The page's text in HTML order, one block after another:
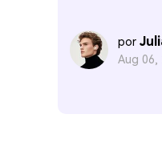
por
Aug 06,